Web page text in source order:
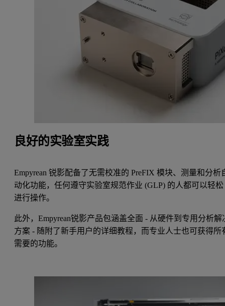
良好的实验室实践
Empyrean 锐影配备了无需校准的 PreFIX 模块、测量和分析
动化功能，任何遵守实验室规范作业 (GLP) 的人都可以轻松
进行操作。
此外，Empyrean锐影产品包涵盖全面 - 从硬件到专用分析解
方案 - 随附了新手用户的详细教程，而专业人士也可获得所
需要的功能。